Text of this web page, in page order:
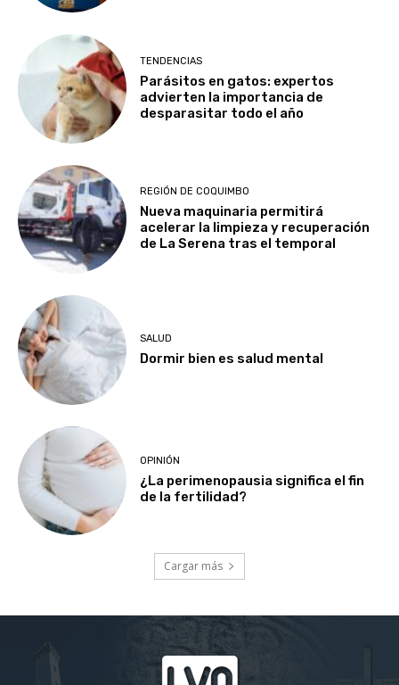
TENDENCIAS
Parásitos en gatos: expertos
advierten la importancia de
desparasitar todo el año
REGIÓN DE COQUIMBO
Nueva maquinaria permitirá
acelerar la limpieza y recuperación
de La Serena tras el temporal
SALUD
Dormir bien es salud mental
OPINIÓN
¿La perimenopausia significa el fin
de la fertilidad?
Cargar más